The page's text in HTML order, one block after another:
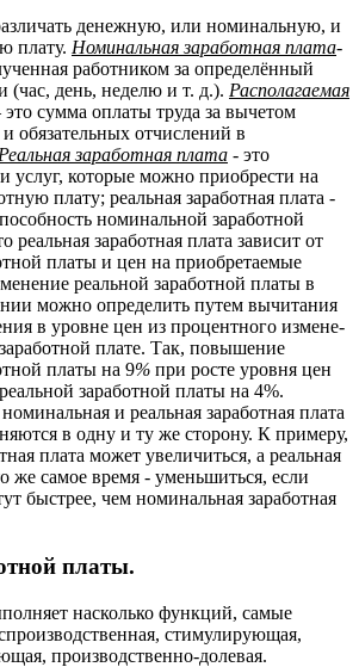
денеж­ную, или номинальную, и
пла­ту. Номинальная заработная плата-
работником за определённый
(час, день, неделю и т. д.). Располагаемая
это сумма оплаты труда за вычетом
обязательных отчислений в
Реальная заработная плата - это
услуг, которые можно приобрести на
плату; реальная заработ­ная плата -
но­минальной заработной
заработная плата зависит от
платы и цен на приобретаемые
реальной заработной платы в
можно определить путем вычитания
в уровне цен из процентного измене­
плате. Так, повыше­ние
платы на 9% при ро­сте уровня цен
заработной платы на 4%.
и реальная заработная плата
в одну и ту же сторону. К примеру,
плата может увеличиться, а реальная
же самое время - уменьшиться, если
быстрее, чем номинальная зара­ботная
платы.
насколько функций, самые
стимулирующая,
производственно-долевая.